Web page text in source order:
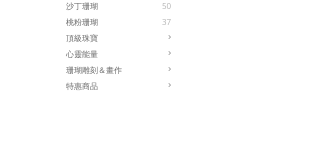
沙丁珊瑚
50
桃粉珊瑚
37
頂級珠寶
心靈能量
珊瑚雕刻＆畫作
特惠商品